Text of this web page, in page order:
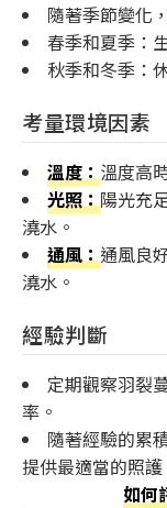
隨著季節變化
春季和夏季：
秋季和冬季：
考量環境因素
溫度：溫度高
光照：陽光充
澆水。
通風：通風良
澆水。
經驗判斷
定期觀察羽裂
率。
隨著經驗的累
提供最適當的照護
如何